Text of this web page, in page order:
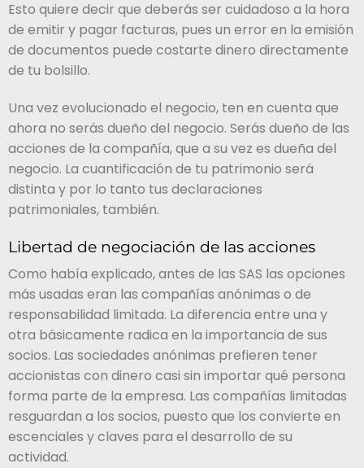
Esto quiere decir que deberás ser cuidadoso a la hora
de emitir y pagar facturas, pues un error en la emisión
de documentos puede costarte dinero directamente
de tu bolsillo.
Una vez evolucionado el negocio, ten en cuenta que
ahora no serás dueño del negocio. Serás dueño de las
acciones de la compañía, que a su vez es dueña del
negocio. La cuantificación de tu patrimonio será
distinta y por lo tanto tus declaraciones
patrimoniales, también.
Libertad de negociación de las acciones
Como había explicado, antes de las SAS las opciones
más usadas eran las compañías anónimas o de
responsabilidad limitada. La diferencia entre una y
otra básicamente radica en la importancia de sus
socios. Las sociedades anónimas prefieren tener
accionistas con dinero casi sin importar qué persona
forma parte de la empresa. Las compañías limitadas
resguardan a los socios, puesto que los convierte en
escenciales y claves para el desarrollo de su
actividad.